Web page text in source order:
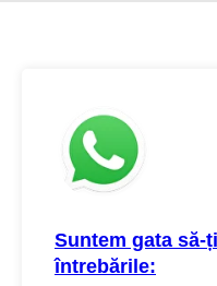
Suntem gata să-
întrebările: